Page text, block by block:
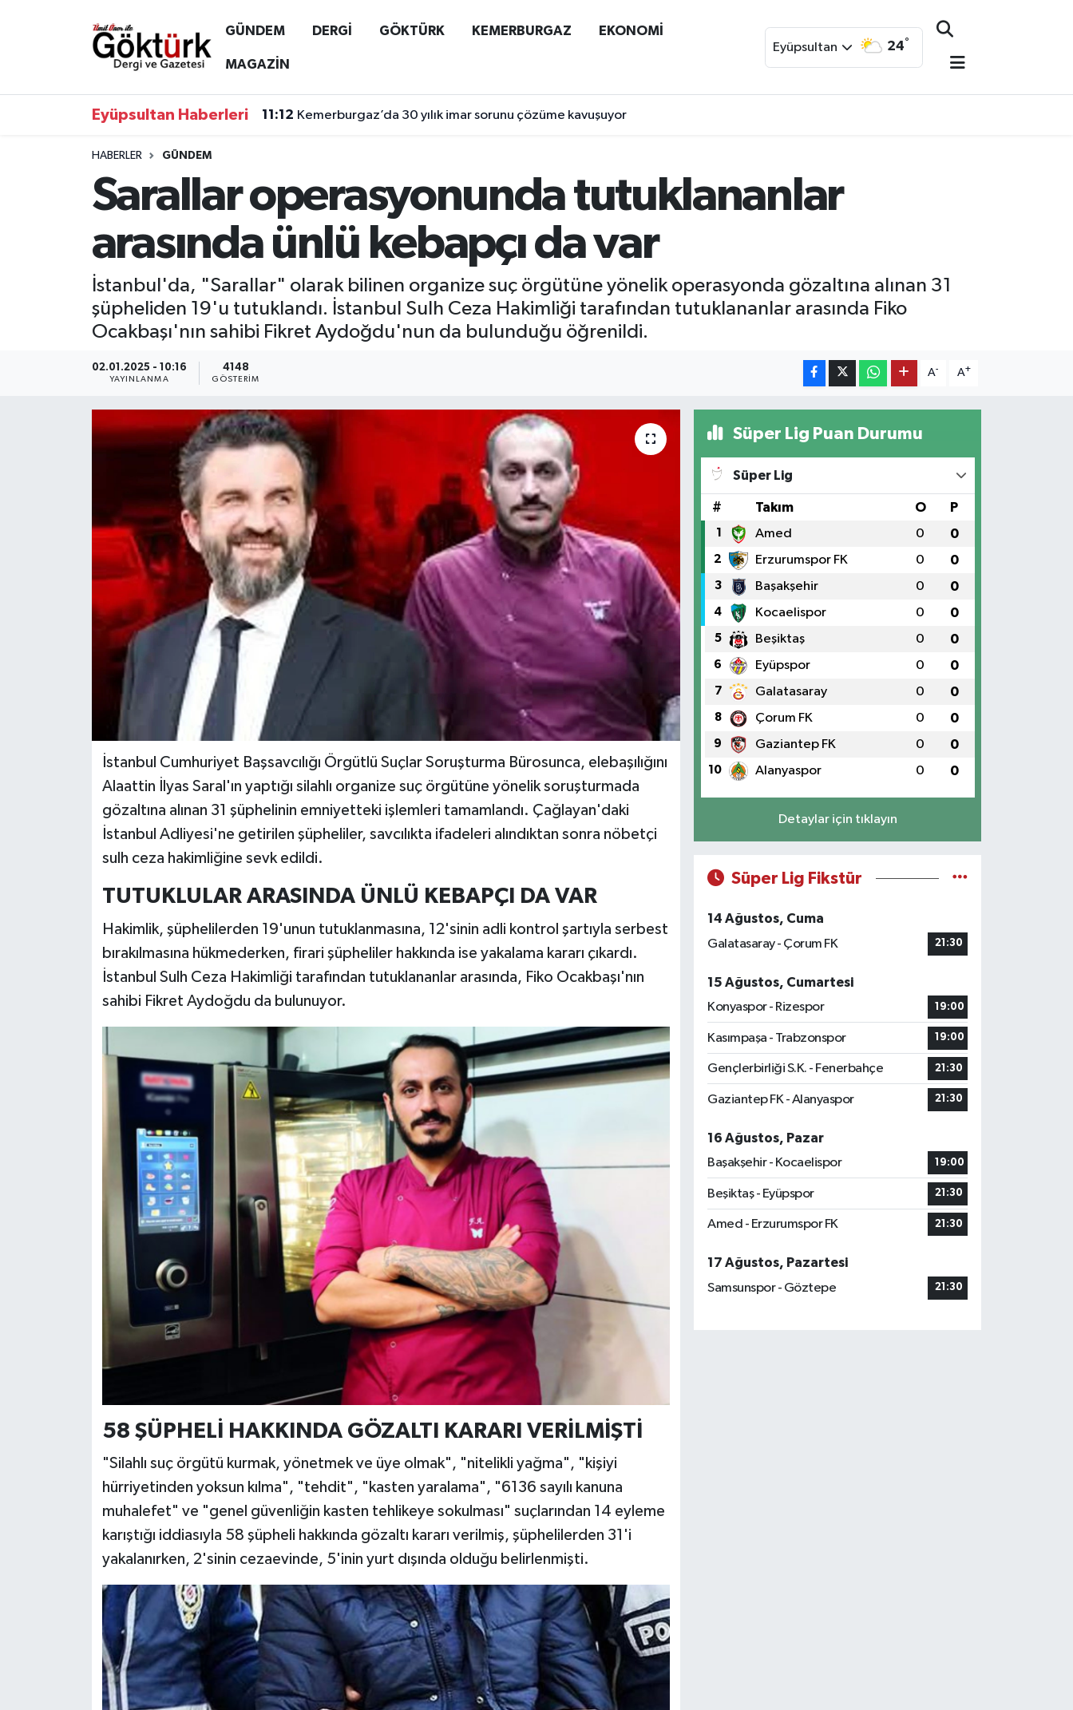
GÜNDEM DERGİ GÖKTÜRK KEMERBURGAZ EKONOMİ
MAGAZİN
Eyüpsultan 24°
Eyüpsultan Haberleri 11:12 Kemerburgaz’da 30 yılık imar sorunu çözüme kavuşuyor
HABERLER GÜNDEM
Sarallar operasyonunda tutuklananlar
arasında ünlü kebapçı da var
İstanbul'da, "Sarallar" olarak bilinen organize suç örgütüne yönelik operasyonda gözaltına alınan 31
şüpheliden 19'u tutuklandı. İstanbul Sulh Ceza Hakimliği tarafından tutuklananlar arasında Fiko
Ocakbaşı'nın sahibi Fikret Aydoğdu'nun da bulunduğu öğrenildi.
02.01.2025 - 10:16
YAYINLANMA
4148
GÖSTERIM
A- A+
İstanbul Cumhuriyet Başsavcılığı Örgütlü Suçlar Soruşturma Bürosunca, elebaşılığını
Alaattin İlyas Saral'ın yaptığı silahlı organize suç örgütüne yönelik soruşturmada
gözaltına alınan 31 şüphelinin emniyetteki işlemleri tamamlandı. Çağlayan'daki
İstanbul Adliyesi'ne getirilen şüpheliler, savcılıkta ifadeleri alındıktan sonra nöbetçi
sulh ceza hakimliğine sevk edildi.
TUTUKLULAR ARASINDA ÜNLÜ KEBAPÇI DA VAR
Hakimlik, şüphelilerden 19'unun tutuklanmasına, 12'sinin adli kontrol şartıyla serbest
bırakılmasına hükmederken, firari şüpheliler hakkında ise yakalama kararı çıkardı.
İstanbul Sulh Ceza Hakimliği tarafından tutuklananlar arasında, Fiko Ocakbaşı'nın
sahibi Fikret Aydoğdu da bulunuyor.
58 ŞÜPHELİ HAKKINDA GÖZALTI KARARI VERİLMİŞTİ
"Silahlı suç örgütü kurmak, yönetmek ve üye olmak", "nitelikli yağma", "kişiyi
hürriyetinden yoksun kılma", "tehdit", "kasten yaralama", "6136 sayılı kanuna
muhalefet" ve "genel güvenliğin kasten tehlikeye sokulması" suçlarından 14 eyleme
karıştığı iddiasıyla 58 şüpheli hakkında gözaltı kararı verilmiş, şüphelilerden 31'i
yakalanırken, 2'sinin cezaevinde, 5'inin yurt dışında olduğu belirlenmişti.
Süper Lig Puan Durumu
Süper Lig
# Takım O P
1 Amed 0 0
2 Erzurumspor FK 0 0
3 Başakşehir 0 0
4 Kocaelispor 0 0
5 Beşiktaş 0 0
6 Eyüpspor 0 0
7 Galatasaray 0 0
8 Çorum FK 0 0
9 Gaziantep FK 0 0
10 Alanyaspor 0 0
Detaylar için tıklayın
Süper Lig Fikstür
14 Ağustos, Cuma
Galatasaray - Çorum FK
21:30
15 Ağustos, Cumartesi
Konyaspor - Rizespor
19:00
Kasımpaşa - Trabzonspor 19:00
Gençlerbirliği S.K. - Fenerbahçe 21:30
Gaziantep FK - Alanyaspor 21:30
16 Ağustos, Pazar
Başakşehir - Kocaelispor
19:00
Beşiktaş - Eyüpspor 21:30
Amed - Erzurumspor FK 21:30
17 Ağustos, Pazartesi
Samsunspor - Göztepe
21:30
Anne Çocuk
GÖKTÜRK
KEMERBURGAZ
KÜLTÜR - SANAT
TEKNOLOJİ
Eyüpsultan Hava Durumu
Tüm Manşetler